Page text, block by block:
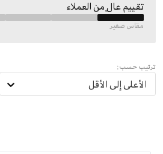
تقييم عالٍ من العملاء
مقاس صغير
ترتيب حسب:
الأعلى إلى الأقل